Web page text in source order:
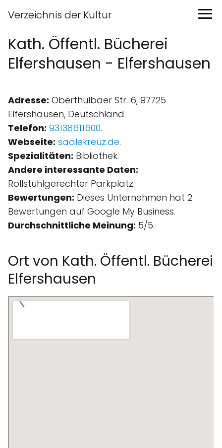
Verzeichnis der Kultur
Kath. Öffentl. Bücherei
Elfershausen - Elfershausen
Adresse: Oberthulbaer Str. 6, 97725
Elfershausen, Deutschland.
Telefon: 93138611600.
Webseite: saalekreuz.de.
Spezialitäten: Bibliothek.
Andere interessante Daten:
Rollstuhlgerechter Parkplatz.
Bewertungen: Dieses Unternehmen hat 2
Bewertungen auf Google My Business.
Durchschnittliche Meinung: 5/5.
Ort von Kath. Öffentl. Bücherei
Elfershausen